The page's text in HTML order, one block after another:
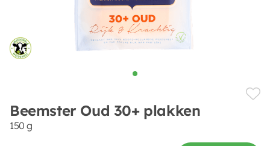
Beemster Oud 30+ plakken
150 g